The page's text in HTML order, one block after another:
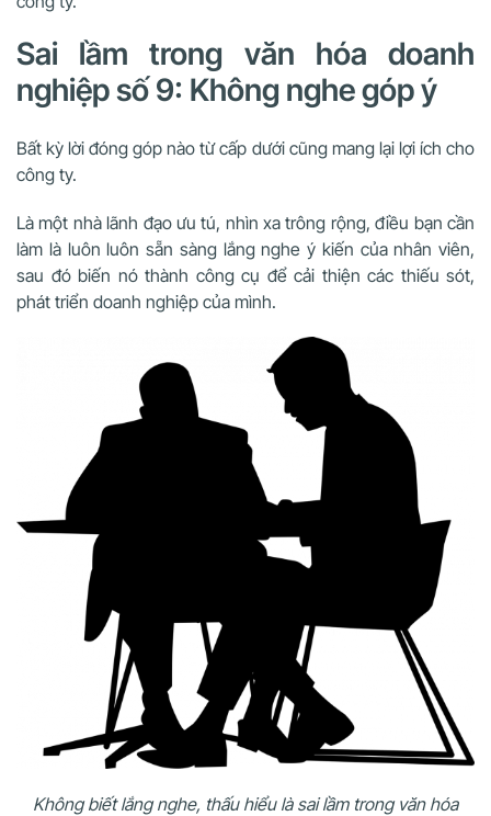
Sai lầm trong văn hóa doanh
nghiệp số 9: Không nghe góp ý
Bất kỳ lời đóng góp nào từ cấp dưới cũng mang lại lợi ích cho
công ty.
Là một nhà lãnh đạo ưu tú, nhìn xa trông rộng, điều bạn cần
làm là luôn luôn sẵn sàng lắng nghe ý kiến của nhân viên,
sau đó biến nó thành công cụ để cải thiện các thiếu sót,
phát triển doanh nghiệp của mình.
Không biết lắng nghe, thấu hiểu là sai lầm trong văn hóa